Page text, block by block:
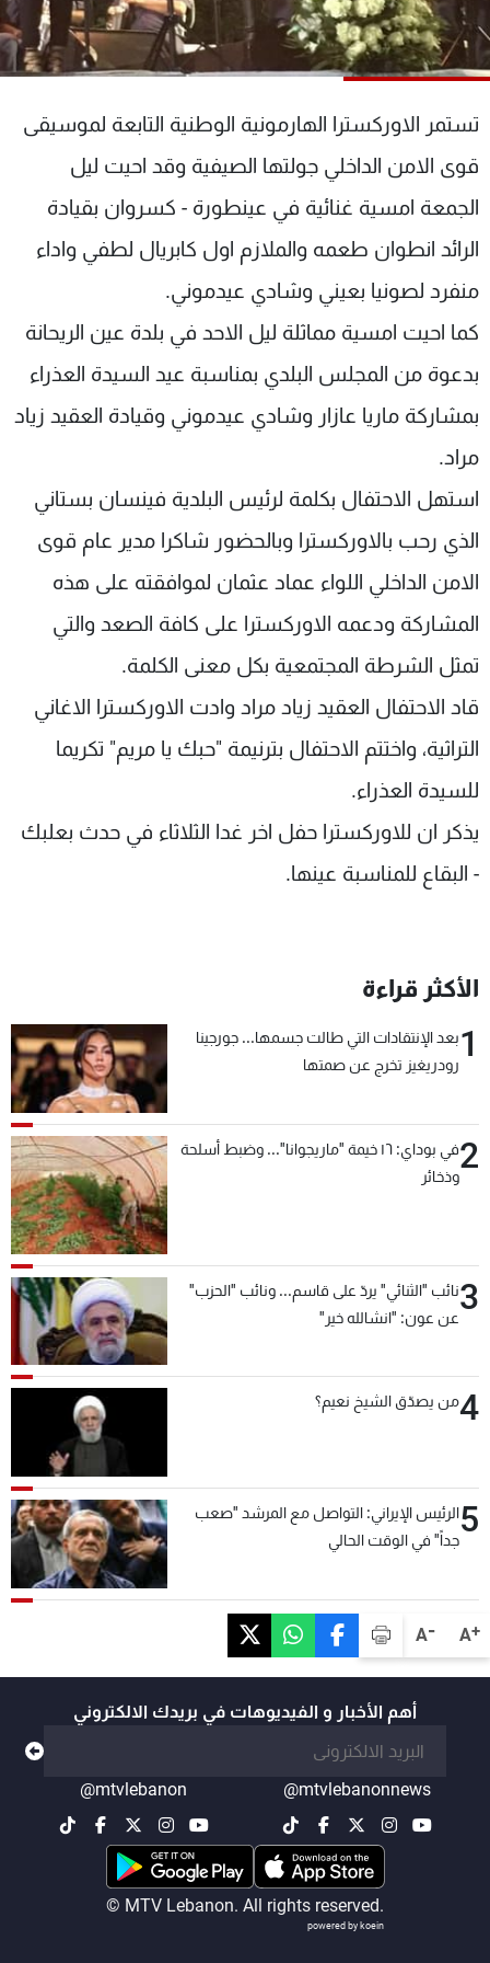
A+
A-
تستمر الاوركسترا الهارمونية الوطنية التابعة لموسيقى
قوى الامن الداخلي جولتها الصيفية وقد احيت ليل
الجمعة امسية غنائية في عينطورة - كسروان بقيادة
الرائد انطوان طعمه والملازم اول كابريال لطفي واداء
منفرد لصونيا بعيني وشادي عيدموني.
كما احيت امسية مماثلة ليل الاحد في بلدة عين الريحانة
بدعوة من المجلس البلدي بمناسبة عيد السيدة العذراء
بمشاركة ماريا عازار وشادي عيدموني وقيادة العقيد زياد
مراد.
استهل الاحتفال بكلمة لرئيس البلدية فينسان بستاني
الذي رحب بالاوركسترا وبالحضور شاكرا مدير عام قوى
الامن الداخلي اللواء عماد عثمان لموافقته على هذه
المشاركة ودعمه الاوركسترا على كافة الصعد والتي
تمثل الشرطة المجتمعية بكل معنى الكلمة.
قاد الاحتفال العقيد زياد مراد وادت الاوركسترا الاغاني
التراثية، واختتم الاحتفال بترنيمة "حبك يا مريم" تكريما
للسيدة العذراء.
يذكر ان للاوركسترا حفل اخر غدا الثلاثاء في حدث بعلبك
- البقاع للمناسبة عينها.
الأكثر قراءة
1بعد الإنتقادات التي طالت جسمها... جورجينا
رودريغيز تخرج عن صمتها
2
في بوداي: ١٦ خيمة "ماريجوانا"... وضبط أسلحة
وذخائر
3نائب "الثنائي" يردّ على قاسم... ونائب "الحزب"
عن عون: "انشالله خير"
4من يصدّق الشيخ نعيم؟
5الرئيس الإيراني: التواصل مع المرشد "صعب
جداً" في الوقت الحالي
أهم الأخبار و الفيديوهات في بريدك الالكتروني
@mtvlebanonnews
@mtvlebanon
© MTV Lebanon. All rights reserved.
powered by koein
شاهد البرامج
الترددات
عن MTV
لاعلاناتكم
وظائف
شروط الإسـتخدام